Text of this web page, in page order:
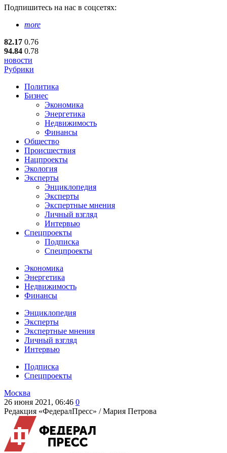
Подпишитесь на нас в соцсетях:
more
82.17 0.76
94.84 0.78
новости
Рубрики
Политика
Бизнес
Экономика
Энергетика
Недвижимость
Финансы
Общество
Происшествия
Нацпроекты
Экология
Эксперты
Энциклопедия
Эксперты
Экспертные мнения
Личный взгляд
Интервью
Спецпроекты
Подписка
Спецпроекты
Экономика
Энергетика
Недвижимость
Финансы
Энциклопедия
Эксперты
Экспертные мнения
Личный взгляд
Интервью
Подписка
Спецпроекты
Москва
26 июня 2021, 06:46 0
Редакция «ФедералПресс» /Мария Петрова